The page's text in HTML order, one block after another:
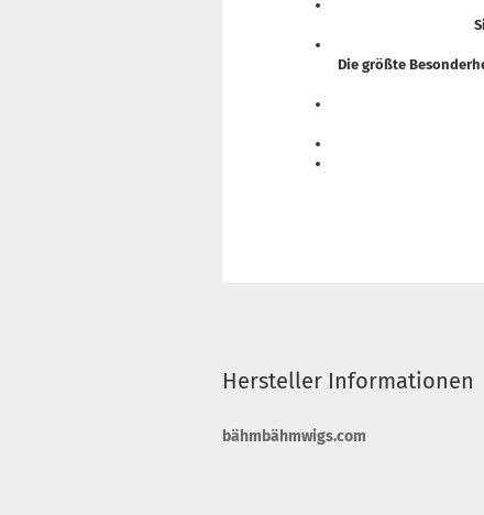
Die größte
Hersteller Informationen
bähmbähmwigs.com